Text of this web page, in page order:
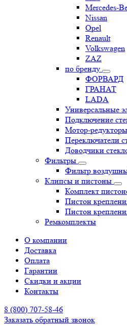
Mercedes-
Nissan
Opel
Renault
Volkswagen
ZAZ
по бренду
ФОРВАРД
ГРАНАТ
LADA
Универсальные
Подключение
Мотор-
Переключатели
Доводчики
Фильтры
Фильтр
Клипсы и пистоны
Комплект
Пистон
Пистон
Ремкомплекты
О компании
Доставка
Оплата
Гарантии
Скидки и акции
Контакты
8 (800) 707-58-46
Заказать обратный звонок